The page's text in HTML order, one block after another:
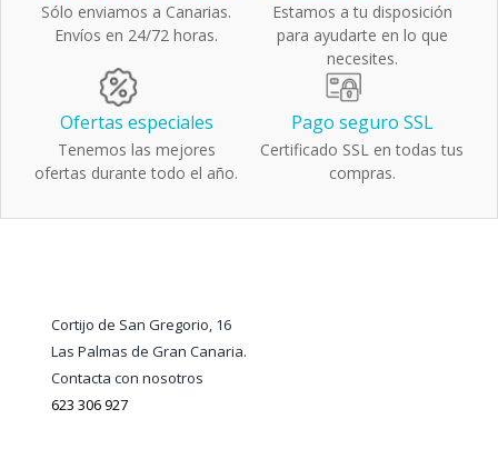
Sólo enviamos a Canarias.
Envíos en 24/72 horas.
Estamos a tu disposición
para ayudarte en lo que
necesites.
Ofertas especiales
Tenemos las mejores
ofertas durante todo el año.
Pago seguro SSL
Certificado SSL en todas tus
compras.
Cortijo de San Gregorio, 16
Las Palmas de Gran Canaria.
Contacta con nosotros
623 306 927